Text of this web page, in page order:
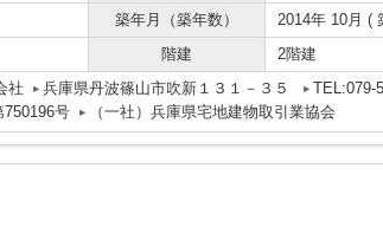
築年月（築年数）
2014年 10月 (
階建 2階建
社 兵庫県丹波篠山市吹新１３１－３５
TEL:079-
号
（一社）兵庫県宅地建物取引業協会